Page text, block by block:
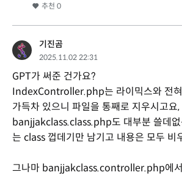
추천 0
기진곰
2025.11.02 22:31
GPT가 써준 건가요?
IndexController.php는 라이믹스와 전
가득차 있으니 파일을 통째로 지우시고요,
banjjakclass.class.php도 대부분 쓸데없
는 class 껍데기만 남기고 내용은 모두 비
그나마 banjjakclass.controller.php에